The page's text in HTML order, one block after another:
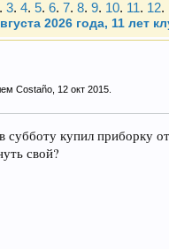
. 3. 4. 5. 6. 7. 8. 9. 10. 11. 12.
2026 года, 11 лет
в
Чип-
.3.4.5.6.
2026 года, 11 лет
Costaño 12 окт 2015
купил приборку
свой?